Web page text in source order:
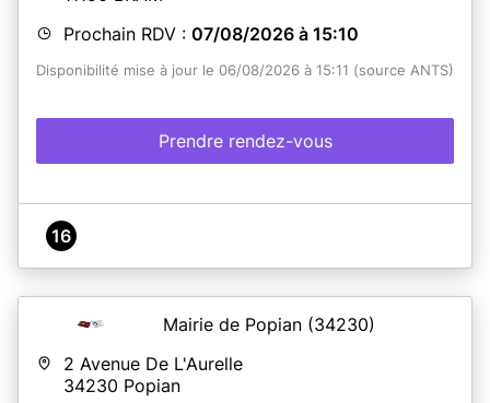
Prochain RDV : 07/08/2026 à 15:10
Disponibilité mise à jour le 06/08/2026 à 15:11 (source ANTS)
Prendre rendez-vous
16
Mairie de Popian (34230)
2 Avenue De L'Aurelle
34230 Popian